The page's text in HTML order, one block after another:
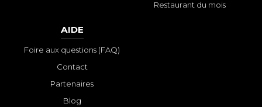
Restaurant du mois
AIDE
Foire aux questions (FAQ)
Contact
Partenaires
Blog